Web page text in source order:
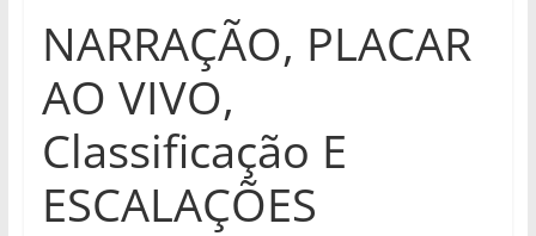
NARRAÇÃO, PLACAR
AO VIVO,
Classificação E
ESCALAÇÕES